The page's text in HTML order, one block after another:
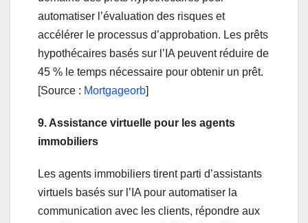
automatiser l’évaluation des risques et
accélérer le processus d’approbation. Les prêts
hypothécaires basés sur l’IA peuvent réduire de
45 % le temps nécessaire pour obtenir un prêt.
[Source : Mortgageorb]
9. Assistance virtuelle pour les agents
immobiliers
Les agents immobiliers tirent parti d’assistants
virtuels basés sur l’IA pour automatiser la
communication avec les clients, répondre aux